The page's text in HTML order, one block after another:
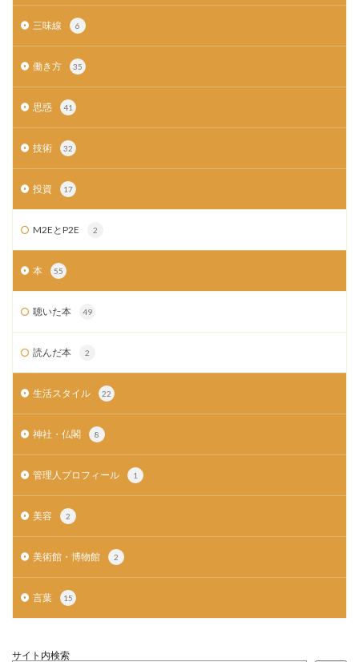
三味線 6
働き方 35
思惑 41
技術 32
投資 17
M2EとP2E 2
本 55
聴いた本 49
読んだ本 2
生活スタイル 22
神社・仏閣 8
管理人プロフィール 1
美容 2
美術館・博物館 2
言葉 15
サイト内検索